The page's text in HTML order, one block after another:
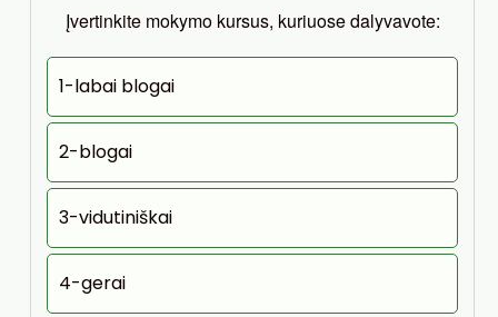
Įvertinkite mokymo kursus, kuriuose dalyvavote:
1-labai blogai
2-blogai
3-vidutiniškai
4-gerai